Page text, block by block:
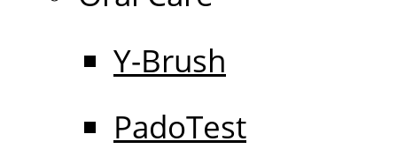
Y-Brush
PadoTest